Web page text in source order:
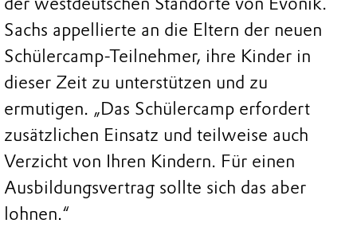
Sachs appellierte an die Eltern der neuen
Schülercamp-Teilnehmer, ihre Kinder in
dieser Zeit zu unterstützen und zu
ermutigen. „Das Schülercamp erfordert
zusätzlichen Einsatz und teilweise auch
Verzicht von Ihren Kindern. Für einen
Ausbildungsvertrag sollte sich das aber
lohnen.“